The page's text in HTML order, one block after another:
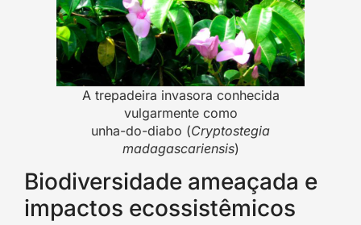
A trepadeira invasora conhecida
vulgarmente como
unha-do-diabo (Cryptostegia
madagascariensis)
Biodiversidade ameaçada e
impactos ecossistêmicos